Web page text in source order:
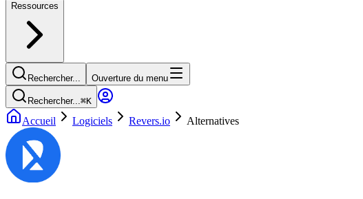
Ressources
Rechercher... Ouverture du menu
Rechercher...⌘K
Accueil Logiciels Revers.io Alternatives